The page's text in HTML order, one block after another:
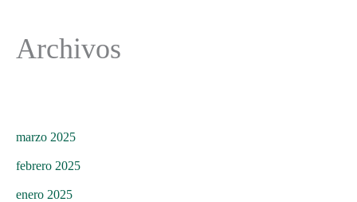
Archivos
marzo 2025
febrero 2025
enero 2025